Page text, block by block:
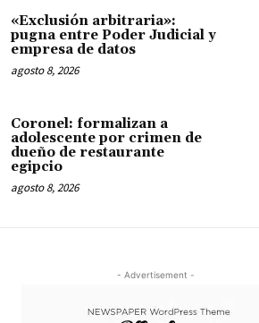
«Exclusión arbitraria»:
pugna entre Poder Judicial y
empresa de datos
agosto 8, 2026
Coronel: formalizan a
adolescente por crimen de
dueño de restaurante
egipcio
agosto 8, 2026
- Advertisement -